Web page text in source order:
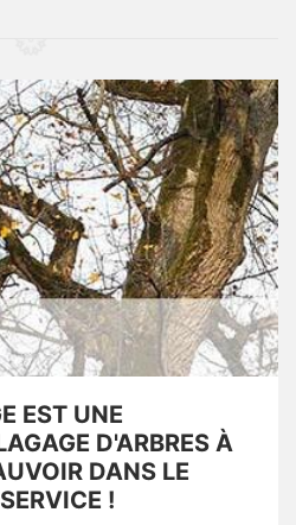
EST UNE
D'ARBRES À
DANS LE
!